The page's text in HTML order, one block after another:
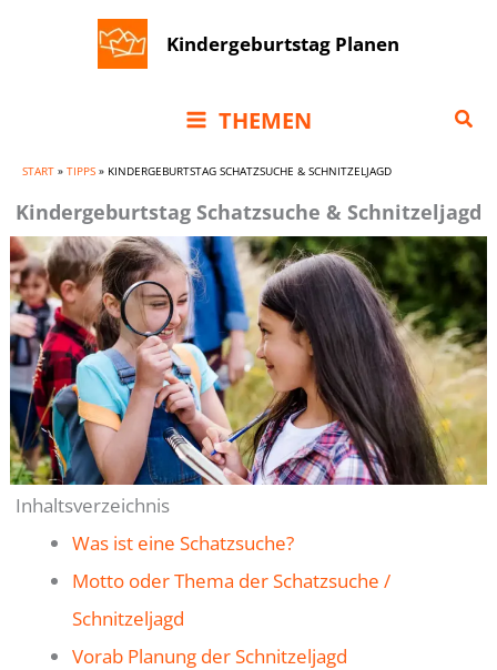
Kindergeburtstag Planen
THEMEN
START » TIPPS » KINDERGEBURTSTAG SCHATZSUCHE & SCHNITZELJAGD
Kindergeburtstag Schatzsuche & Schnitzeljagd
Inhaltsverzeichnis
Was ist eine Schatzsuche?
Motto oder Thema der Schatzsuche /
Schnitzeljagd
Vorab Planung der Schnitzeljagd